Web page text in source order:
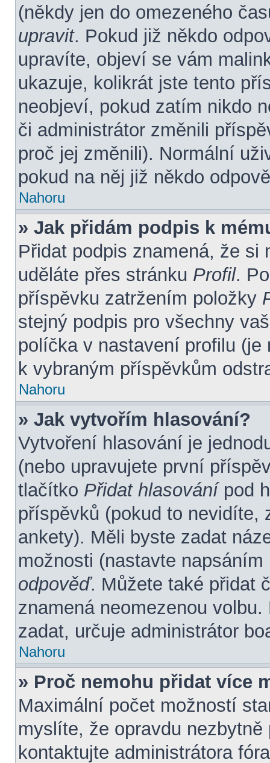
(někdy jen do omezeného
upravit. Pokud již někdo
upravíte, objeví se vám
ukazuje, kolikrát jste tento
neobjeví, pokud zatím nikdo
či administrátor změnili
proč jej změnili). Normální
pokud na něj již někdo
Nahoru
» Jak přidám podpis k
Přidat podpis znamená, že
uděláte přes stránku Profil.
příspěvku zatržením položky
stejný podpis pro všechny
políčka v nastavení profilu (je
k vybraným příspěvkům
Nahoru
» Jak vytvořím hlasování?
Vytvoření hlasování je
(nebo upravujete první
tlačítko Přidat hlasovánípod
příspěvků (pokud to nevidíte,
ankety). Měli byste zadat
možnosti (nastavte
odpověď. Můžete také přidat
znamená neomezenou
zadat, určuje administrátor
Nahoru
» Proč nemohu přidat více
Maximální počet možností
myslíte, že opravdu
kontaktujte administrátora